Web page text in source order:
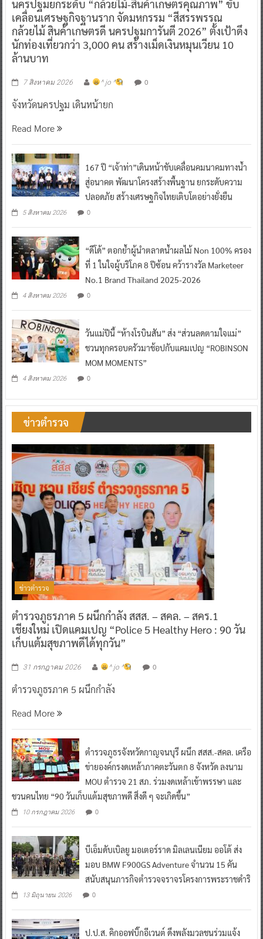
นครปฐมยกระดับ “กล้วยไม้-สินค้าเกษตรคุณภาพ” ขับ
เคลื่อนเศรษฐกิจฐานราก จัดมหกรรม “สีสรรพรรณ
กล้วยไม้ สินค้าเกษตรดี นครปฐมการันตี 2026” ตั้งเป้าดึง
นักท่องเที่ยวกว่า 3,000 คน สร้างเม็ดเงินหมุนเวียน 10
ล้านบาท
7 สิงหาคม 2026 ^ jo ^ 0
จังหวัดนครปฐม เดินหน้ายก
Read More
167 ปี “เจ้าท่า”เดินหน้าขับเคลื่อนคมนาคมทางน้ำ
สู่อนาคต พัฒนาโครงสร้างพื้นฐาน ยกระดับความ
ปลอดภัย สร้างเศรษฐกิจไทยเติบโตอย่างยั่งยืน
5 สิงหาคม 2026 0
“ดีโด้” ตอกย้ำผู้นำตลาดน้ำผลไม้ Non 100% ครอง
ที่ 1 ในใจผู้บริโภค 8 ปีซ้อน คว้ารางวัล Marketeer
No.1 Brand Thailand 2025-2026
4 สิงหาคม 2026 0
วันแม่ปีนี้ “ห้างโรบินสัน” ส่ง “ส่วนลดตามใจแม่”
ชวนทุกครอบครัวมาช้อปกับแคมเปญ “ROBINSON
MOM MOMENTS”
4 สิงหาคม 2026 0
ข่าวตำรวจ
ข่าวตำรวจ
ตำรวจภูธรภาค 5 ผนึกกำลัง สสส. – สคล. – สคร.1
เชียงใหม่ เปิดแคมเปญ “Police 5 Healthy Hero : 90 วัน
เก็บแต้มสุขภาพดีได้ทุกวัน”
31 กรกฎาคม 2026 ^ jo ^ 0
ตำรวจภูธรภาค 5 ผนึกกำลัง
Read More
ตำรวจภูธรจังหวัดกาญจนบุรี ผนึก สสส.-สคล. เครือ
ข่ายองค์กรงดเหล้าภาคตะวันตก 8 จังหวัด ลงนาม
MOU ตำรวจ 21 สภ. ร่วมงดเหล้าเข้าพรรษา และ
ชวนคนไทย “90 วันเก็บแต้มสุขภาพดี สิ่งดี ๆ จะเกิดขึ้น”
10 กรกฎาคม 2026 0
บีเอ็มดับเบิลยู มอเตอร์ราด มิลเลนเนียม ออโต้ ส่ง
มอบ BMW F900GS Adventure จำนวน 15 คัน
สนับสนุนภารกิจตำรวจจราจรโครงการพระราชดำริ
13 มิถุนายน 2026 0
ป.ป.ส. คิกออฟบิ๊กอีเวนต์ ดึงพลังมวลชนร่วมแจ้ง